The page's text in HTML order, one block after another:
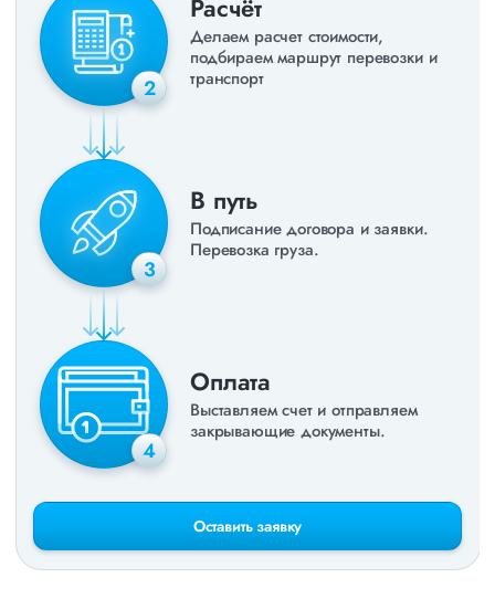
2
Расчёт
Делаем расчет стоимости,
подбираем маршрут перевозки и
транспорт
3
В путь
Подписание договора и заявки.
Перевозка груза.
4
Оплата
Выставляем счет и отправляем
закрывающие документы.
Оставить заявку